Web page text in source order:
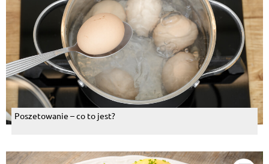
Poszetowanie – co to jest?